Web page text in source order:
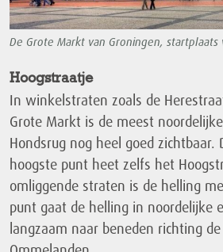
De Grote Markt van Groningen, startplaats
Hoogstraatje
In winkelstraten zoals de
Grote Markt is de meest
Hondsrug nog heel goed zichtbaar.
hoogste punt heet zelfs het
omliggende straten is de helling
punt gaat de helling in noordelijke
langzaam naar beneden richting